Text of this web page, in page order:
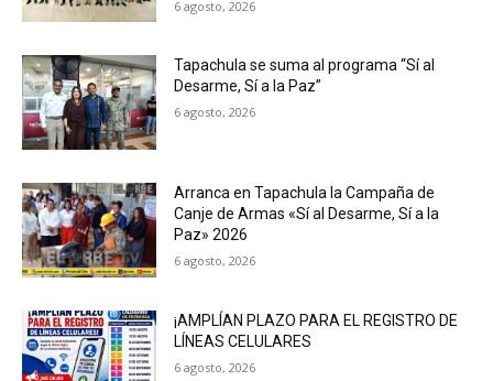
6 agosto, 2026
Tapachula se suma al programa “Sí al
Desarme, Sí a la Paz”
6 agosto, 2026
Arranca en Tapachula la Campaña de
Canje de Armas «Sí al Desarme, Sí a la
Paz» 2026
6 agosto, 2026
¡AMPLÍAN PLAZO PARA EL REGISTRO DE
LÍNEAS CELULARES
6 agosto, 2026